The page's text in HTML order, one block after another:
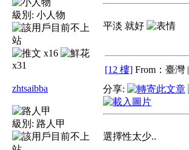
級別: 小人物
x16
x31
平淡 就好
[12 樓] From：臺灣 |
zhtsaibba
級別: 路人甲
分享:
選擇性太少..